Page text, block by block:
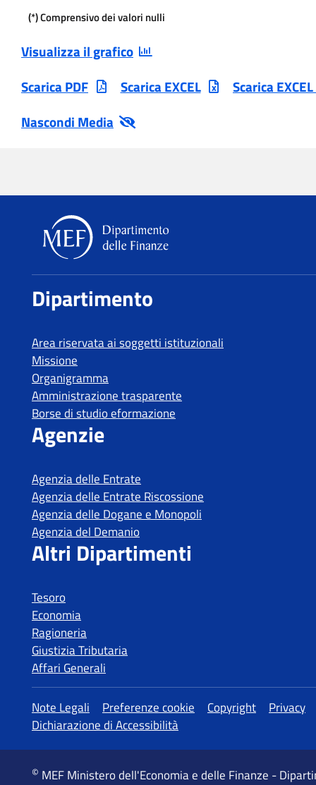
(*) Comprensivo dei valori nulli
Tesoro
Economia
Ragioneria
Giustizia Tributaria
Affari Generali
MEF Ministero dell'Economia e delle Finanze -